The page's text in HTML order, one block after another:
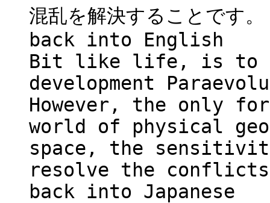
混乱を解決することです。
back into English
Bit like life, is to
development
However, the only
world of physical
space, the
resolve the
back into Japanese